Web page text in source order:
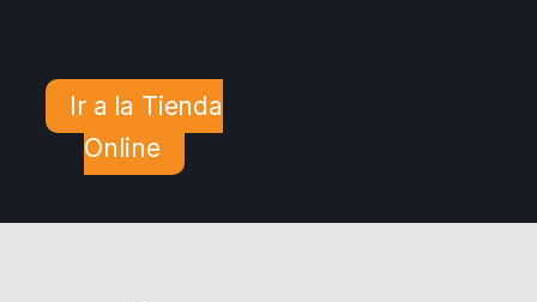
Ir a la Tienda
Online